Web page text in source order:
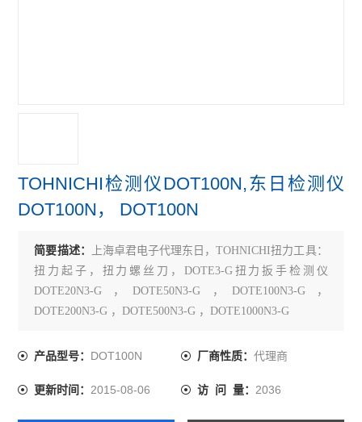
TOHNICHI检测仪DOT100N,东日检测仪
DOT100N， DOT100N
简要描述：
上海卓君电子代理东日，TOHNICHI扭力工具：
扭力起子，扭力螺丝刀，DOTE3-G扭力扳手检测仪
DOTE20N3-G ，DOTE50N3-G ，DOTE100N3-G ，
DOTE200N3-G ，DOTE500N3-G ，DOTE1000N3-G
产品型号： DOT100N 厂商性质： 代理商
更新时间：2015-08-06 访 问 量： 2036